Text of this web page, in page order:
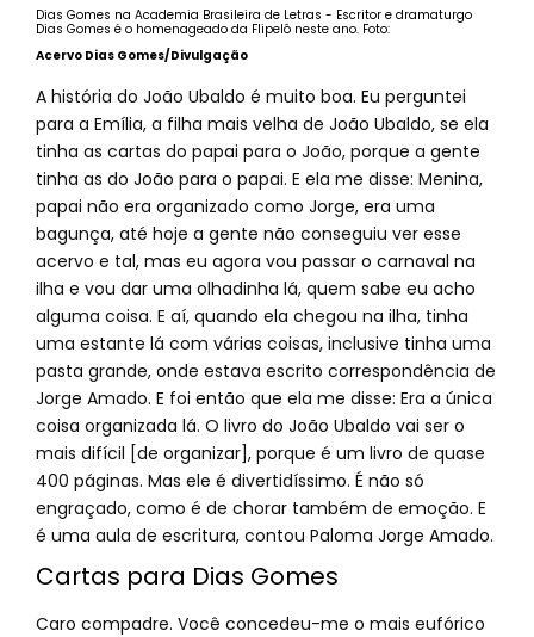
Dias Gomes na Academia Brasileira de Letras - Escritor e dramaturgo
Dias Gomes é o homenageado da Flipelô neste ano. Foto:
Acervo Dias Gomes/Divulgação
A história do João Ubaldo é muito boa. Eu perguntei
para a Emília, a filha mais velha de João Ubaldo, se ela
tinha as cartas do papai para o João, porque a gente
tinha as do João para o papai. E ela me disse: Menina,
papai não era organizado como Jorge, era uma
bagunça, até hoje a gente não conseguiu ver esse
acervo e tal, mas eu agora vou passar o carnaval na
ilha e vou dar uma olhadinha lá, quem sabe eu acho
alguma coisa. E aí, quando ela chegou na ilha, tinha
uma estante lá com várias coisas, inclusive tinha uma
pasta grande, onde estava escrito correspondência de
Jorge Amado. E foi então que ela me disse: Era a única
coisa organizada lá. O livro do João Ubaldo vai ser o
mais difícil [de organizar], porque é um livro de quase
400 páginas. Mas ele é divertidíssimo. É não só
engraçado, como é de chorar também de emoção. E
é uma aula de escritura, contou Paloma Jorge Amado.
Cartas para Dias Gomes
Caro compadre. Você concedeu-me o mais eufórico